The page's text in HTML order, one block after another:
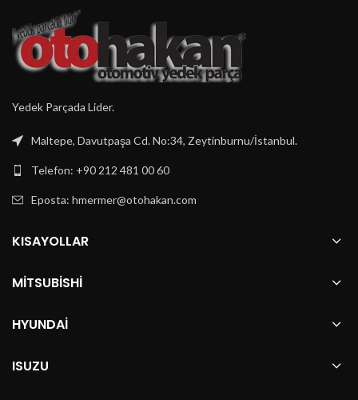
Yedek Parçada Lider.
Maltepe, Davutpaşa Cd. No:34, Zeytinburnu/İstanbul.
Telefon: +90 212 481 00 60
Eposta: hmermer@otohakan.com
KISAYOLLAR
MITSUBISHI
HYUNDAI
ISUZU